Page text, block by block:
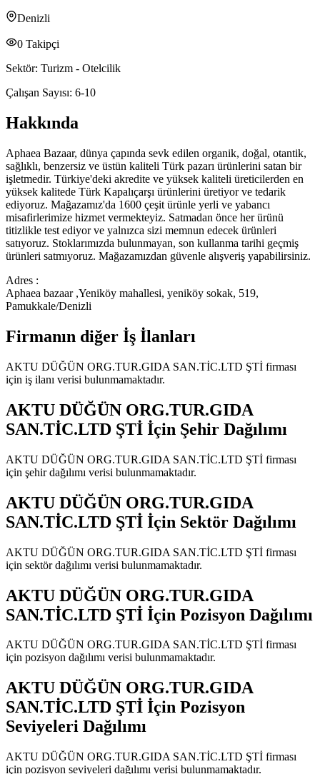
Denizli
0 Takipçi
Sektör: Turizm - Otelcilik
Çalışan Sayısı: 6-10
Hakkında
Aphaea Bazaar, dünya çapında sevk edilen organik, doğal, otantik,
sağlıklı, benzersiz ve üstün kaliteli Türk pazarı ürünlerini satan bir
işletmedir. Türkiye'deki akredite ve yüksek kaliteli üreticilerden en
yüksek kalitede Türk Kapalıçarşı ürünlerini üretiyor ve tedarik
ediyoruz. Mağazamız'da 1600 çeşit ürünle yerli ve yabancı
misafirlerimize hizmet vermekteyiz. Satmadan önce her ürünü
titizlikle test ediyor ve yalnızca sizi memnun edecek ürünleri
satıyoruz. Stoklarımızda bulunmayan, son kullanma tarihi geçmiş
ürünleri satmıyoruz. Mağazamızdan güvenle alışveriş yapabilirsiniz.
Adres :
Aphaea bazaar ,Yeniköy mahallesi, yeniköy sokak, 519,
Pamukkale/Denizli
Firmanın diğer İş İlanları
AKTU DÜĞÜN ORG.TUR.GIDA SAN.TİC.LTD ŞTİ firması
için iş ilanı verisi bulunmamaktadır.
AKTU DÜĞÜN ORG.TUR.GIDA
SAN.TİC.LTD ŞTİ İçin Şehir Dağılımı
AKTU DÜĞÜN ORG.TUR.GIDA SAN.TİC.LTD ŞTİ firması
için şehir dağılımı verisi bulunmamaktadır.
AKTU DÜĞÜN ORG.TUR.GIDA
SAN.TİC.LTD ŞTİ İçin Sektör Dağılımı
AKTU DÜĞÜN ORG.TUR.GIDA SAN.TİC.LTD ŞTİ firması
için sektör dağılımı verisi bulunmamaktadır.
AKTU DÜĞÜN ORG.TUR.GIDA
SAN.TİC.LTD ŞTİ İçin Pozisyon Dağılımı
AKTU DÜĞÜN ORG.TUR.GIDA SAN.TİC.LTD ŞTİ firması
için pozisyon dağılımı verisi bulunmamaktadır.
AKTU DÜĞÜN ORG.TUR.GIDA
SAN.TİC.LTD ŞTİ İçin Pozisyon
Seviyeleri Dağılımı
AKTU DÜĞÜN ORG.TUR.GIDA SAN.TİC.LTD ŞTİ firması
için pozisyon seviyeleri dağılımı verisi bulunmamaktadır.